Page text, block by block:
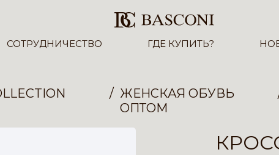
СОТРУДНИЧЕСТВО ГДЕ КУПИТЬ?
ЖЕНСКАЯ ОБУВЬ
ОПТОМ